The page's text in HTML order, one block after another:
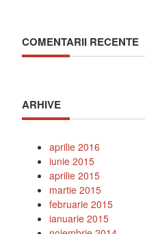
COMENTARII RECENTE
ARHIVE
aprilie 2016
iunie 2015
aprilie 2015
martie 2015
februarie 2015
ianuarie 2015